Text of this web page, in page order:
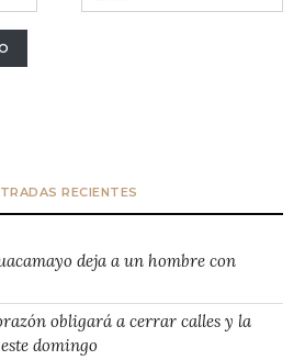
RECIENTES
deja a un hombre con
obligará a cerrar calles y la
domingo